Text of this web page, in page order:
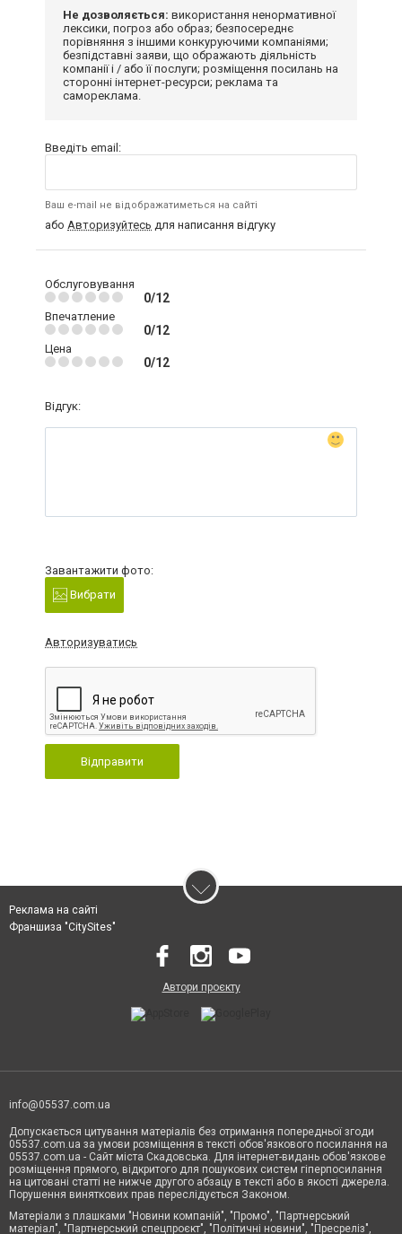
Не дозволяється: використання ненормативної
лексики, погроз або образ; безпосереднє
порівняння з іншими конкуруючими компаніями;
безпідставні заяви, що ображають діяльність
компанії і / або її послуги; розміщення посилань на
сторонні інтернет-ресурси; реклама та
самореклама.
Введіть email:
Ваш e-mail не відображатиметься на сайті
або Авторизуйтесь для написання відгуку
Обслуговування
0/12
Впечатление
0/12
Цена
0/12
Відгук:
Завантажити фото:
Вибрати
Авторизуватись
Відправити
Реклама на сайті
Франшиза "CitySites"
Автори проєкту
info@05537.com.ua
Допускається цитування матеріалів без отримання попередньої згоди
05537.com.ua за умови розміщення в тексті обов'язкового посилання на
05537.com.ua - Сайт міста Скадовська. Для інтернет-видань обов'язкове
розміщення прямого, відкритого для пошукових систем гіперпосилання
на цитовані статті не нижче другого абзацу в тексті або в якості джерела.
Порушення виняткових прав переслідується Законом.
Матеріали з плашками "Новини компаній", "Промо", "Партнерський
матеріал", "Партнерський спецпроєкт", "Політичні новини", "Пресреліз",